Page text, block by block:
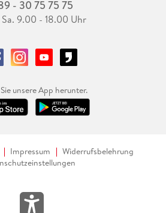
- 30 75 75 75
9.00 - 18.00 Uhr
unsere App herunter.
Impressum
Widerrufsbelehrung